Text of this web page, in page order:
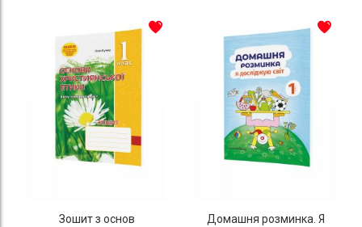
Зошит з основ
Домашня розминка. Я